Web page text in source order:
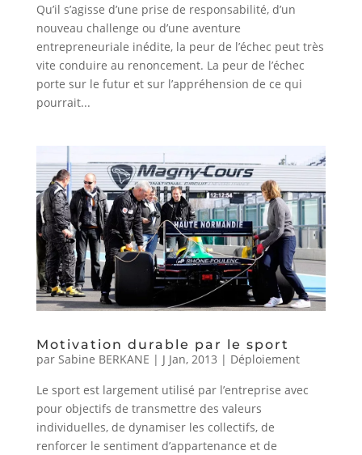
Qu’il s’agisse d’une prise de responsabilité, d’un
nouveau challenge ou d’une aventure
entrepreneuriale inédite, la peur de l’échec peut très
vite conduire au renoncement. La peur de l’échec
porte sur le futur et sur l’appréhension de ce qui
pourrait...
Motivation durable par le sport
par Sabine BERKANE | J Jan, 2013 | Déploiement
Le sport est largement utilisé par l’entreprise avec
pour objectifs de transmettre des valeurs
individuelles, de dynamiser les collectifs, de
renforcer le sentiment d’appartenance et de